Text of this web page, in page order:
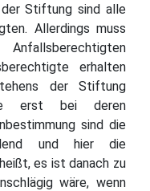
Stiftung sind alle
Allerdings muss
erhalten
der Stiftung
erst bei deren
sind die
und hier die
es ist danach zu
wäre, wenn